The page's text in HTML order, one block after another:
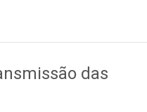
das